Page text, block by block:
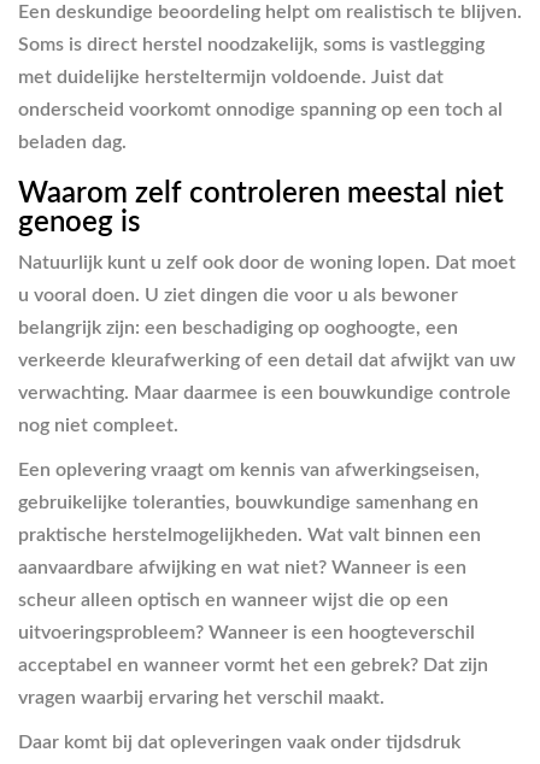
Een deskundige beoordeling helpt om realistisch te blijven.
Soms is direct herstel noodzakelijk, soms is vastlegging
met duidelijke hersteltermijn voldoende. Juist dat
onderscheid voorkomt onnodige spanning op een toch al
beladen dag.
Waarom zelf controleren meestal niet
genoeg is
Natuurlijk kunt u zelf ook door de woning lopen. Dat moet
u vooral doen. U ziet dingen die voor u als bewoner
belangrijk zijn: een beschadiging op ooghoogte, een
verkeerde kleurafwerking of een detail dat afwijkt van uw
verwachting. Maar daarmee is een bouwkundige controle
nog niet compleet.
Een oplevering vraagt om kennis van afwerkingseisen,
gebruikelijke toleranties, bouwkundige samenhang en
praktische herstelmogelijkheden. Wat valt binnen een
aanvaardbare afwijking en wat niet? Wanneer is een
scheur alleen optisch en wanneer wijst die op een
uitvoeringsprobleem? Wanneer is een hoogteverschil
acceptabel en wanneer vormt het een gebrek? Dat zijn
vragen waarbij ervaring het verschil maakt.
Daar komt bij dat opleveringen vaak onder tijdsdruk